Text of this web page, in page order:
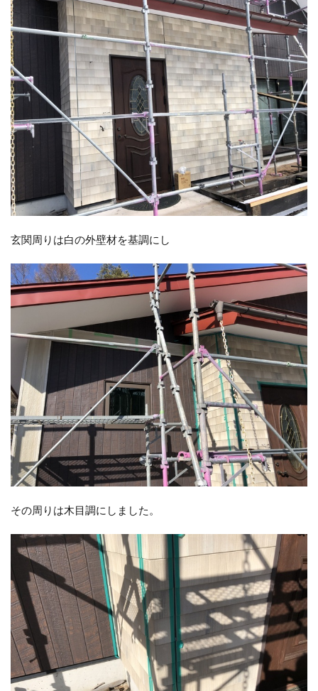
玄関周りは白の外壁材を基調にし
その周りは木目調にしました。